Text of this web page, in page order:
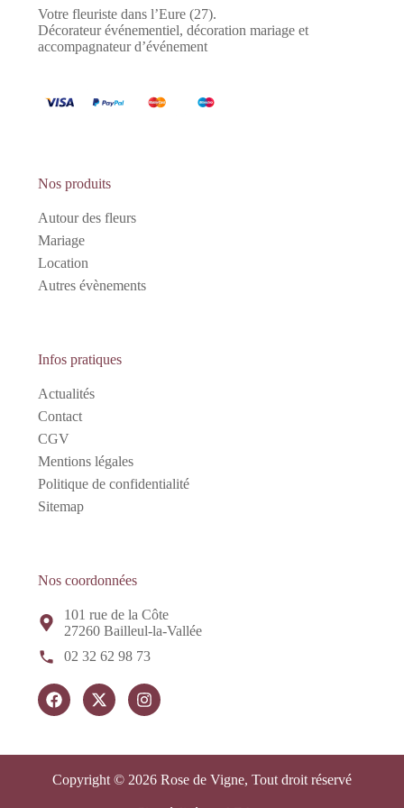
Votre fleuriste dans l’Eure (27).
Décorateur événementiel, décoration mariage et
accompagnateur d’événement
Nos produits
Autour des fleurs
Mariage
Location
Autres évènements
Infos pratiques
Actualités
Contact
CGV
Mentions légales
Politique de confidentialité
Sitemap
Nos coordonnées
101 rue de la Côte
27260 Bailleul-la-Vallée
02 32 62 98 73
Copyright © 2026 Rose de Vigne, Tout droit réservé